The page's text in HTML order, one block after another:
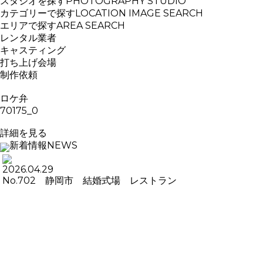
カテゴリーで探すLOCATION IMAGE SEARCH
エリアで探すAREA SEARCH
レンタル業者
キャスティング
打ち上げ会場
制作依頼
ロケ弁
70175_0
詳細を見る
新着情報NEWS
2026.04.29
No.702 静岡市 結婚式場 レストラン